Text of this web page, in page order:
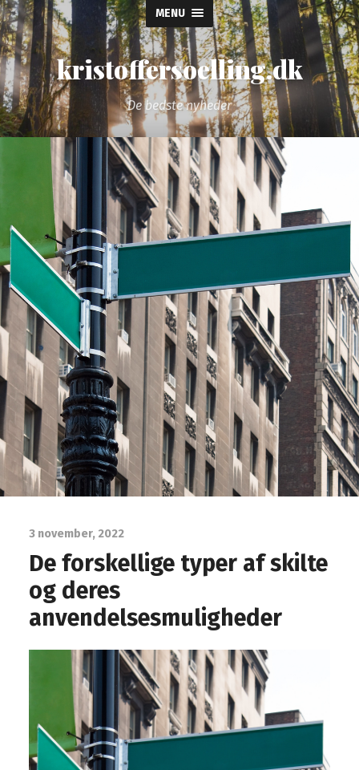
MENU
kristoffersoelling.dk
De bedste nyheder
3 november, 2022
De forskellige typer af skilte
og deres
anvendelsesmuligheder